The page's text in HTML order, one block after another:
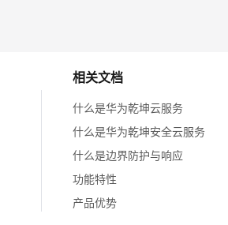
相关文档
什么是华为乾坤云服务
什么是华为乾坤安全云服务
什么是边界防护与响应
功能特性
产品优势